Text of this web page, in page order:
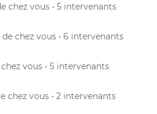
chez vous • 5 intervenants
de chez vous • 6 intervenants
chez vous • 5 intervenants
chez vous • 2 intervenants